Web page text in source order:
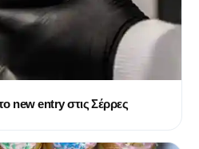
new entry στις Σέρρες